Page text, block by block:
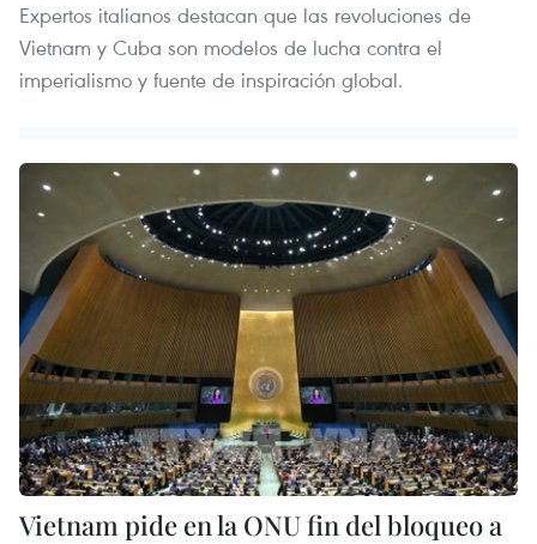
Expertos italianos destacan que las revoluciones de
Vietnam y Cuba son modelos de lucha contra el
imperialismo y fuente de inspiración global.
Vietnam pide en la ONU fin del bloqueo a